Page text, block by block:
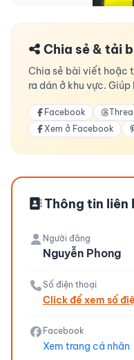
Chia sẻ & tải
Chia sẻ bài viết hoặc
ra dán ở khu vực.
Facebook
Xem ở Facebook
Thông tin liên
Người đăng
Nguyễn Phong
Số điện thoại
Click để xem số
Facebook
Xem trang cá nhân